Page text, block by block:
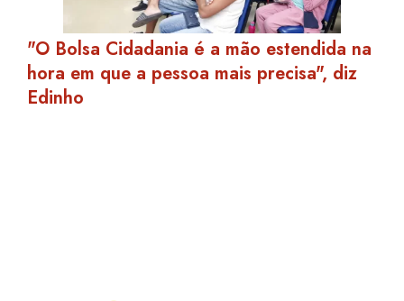
"O Bolsa Cidadania é a mão estendida na
hora em que a pessoa mais precisa", diz
Edinho